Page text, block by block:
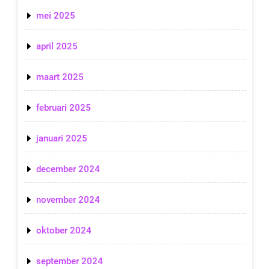
mei 2025
april 2025
maart 2025
februari 2025
januari 2025
december 2024
november 2024
oktober 2024
september 2024